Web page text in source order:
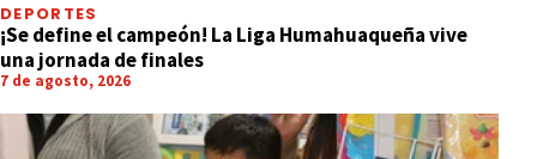
DEPORTES
¡Se define el campeón! La Liga Humahuaqueña vive
una jornada de finales
7 de agosto, 2026